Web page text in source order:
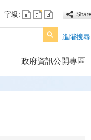
字級:
搜尋
進階搜尋
政府資訊公開專區